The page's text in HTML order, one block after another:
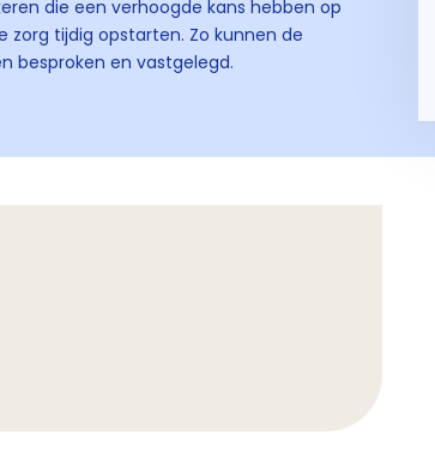
die een verhoogde kans hebben op
tijdig opstarten. Zo kunnen de
besproken en vastgelegd.